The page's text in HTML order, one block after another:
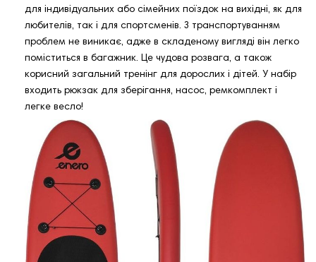
для індивідуальних або сімейних поїздок на вихідні, як для
любителів, так і для спортсменів. З транспортуванням
проблем не виникає, адже в складеному вигляді він легко
поміститься в багажник. Це чудова розвага, а також
корисний загальний тренінг для дорослих і дітей. У набір
входить рюкзак для зберігання, насос, ремкомплект і
легке весло!